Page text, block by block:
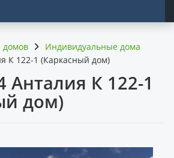
домов
Индивидуальные дома
К 122-1 (Каркасный дом)
Анталия К 122-1
дом)